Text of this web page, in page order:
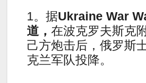
1。据Ukraine War
道， 在波克罗夫斯克
己方炮击后，俄罗斯
克兰军队投降。